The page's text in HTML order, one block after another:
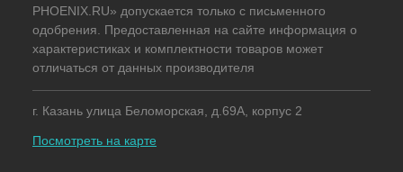
PHOENIX.RU» допускается только с письменного
одобрения. Предоставленная на сайте информация о
характеристиках и комплектности товаров может
отличаться от данных производителя
г. Казань улица Беломорская, д.69А, корпус 2
Посмотреть на карте